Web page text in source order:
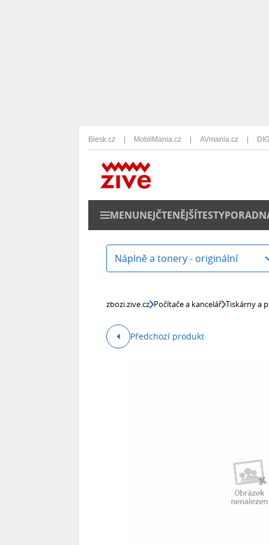
Blesk.cz MobilMania.cz AVmania.cz
MENUNEJČTENĚJŠÍTESTY
Náplně a tonery - originální
zbozi.zive.cz Počítače a kancelář Tiskárny a
Předchozí produkt